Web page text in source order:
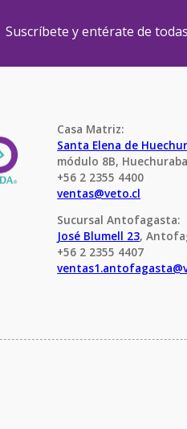
Suscríbete y entérate de
Casa Matriz:
Santa Elena de
módulo 8B,
+56 2 2355 4400
ventas@veto.cl
Sucursal Antofagasta:
José Blumell 23,
+56 2 2355 4407